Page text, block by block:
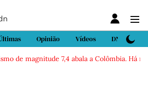
Opinião Vídeos DN Sport
de magnitude 7,4 abala a Colômbia. Há